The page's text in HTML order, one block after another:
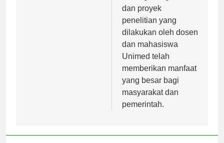
dan proyek
penelitian yang
dilakukan oleh dosen
dan mahasiswa
Unimed telah
memberikan manfaat
yang besar bagi
masyarakat dan
pemerintah.